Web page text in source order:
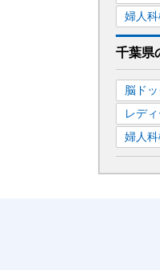
婦人科
千葉県
脳ドッ
レデ
婦人科